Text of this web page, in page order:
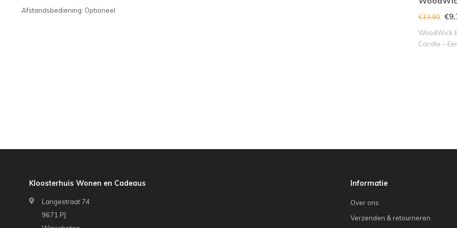
Afstandsbediening: Optioneel
€13,90
WoodWick
Candle –
Kloosterhuis Wonen en Cadeaus
Langestraat 74
9671 PJ
Informatie
Over ons
Verzenden & retourneren